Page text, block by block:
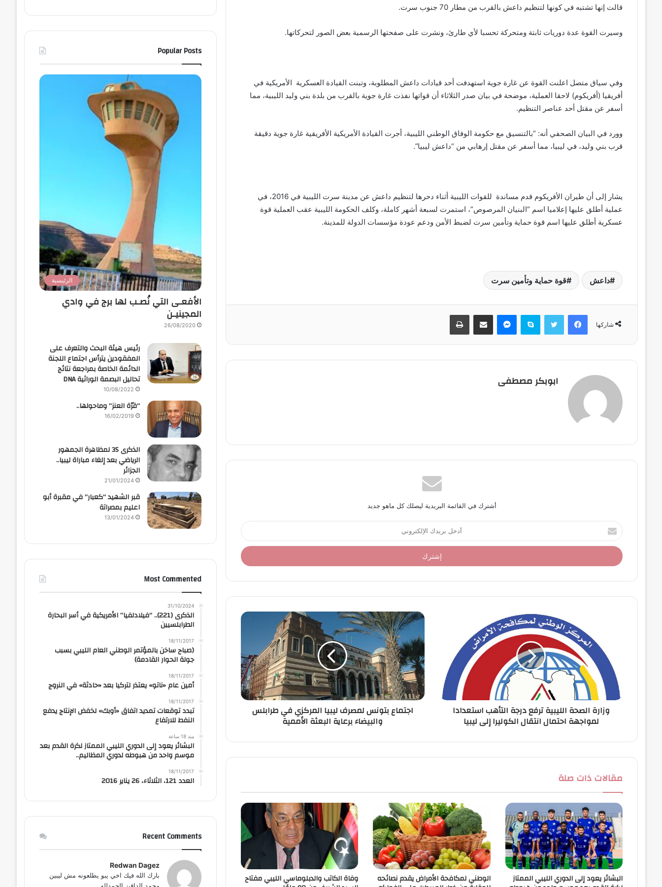
قالت إنها تشتبه في كونها لتنظيم داعش بالقرب من مطار 70 جنوب سرت.
وسيرت القوة عدة دوريات ثابتة ومتحركة تحسبا لأي طارئ، ونشرت على صفحتها الرسمية بعض الصور لتحركاتها.
وفي سياق متصل اعلنت القوة عن غارة جوية استهدفت أحد قيادات داعش المطلوبة، وتبنت القيادة العسكرية الأمريكية في
أفريقيا (أفريكوم) لاحقا العملية، موضحة في بيان صدر الثلاثاء أن قواتها نفذت غارة جوية بالقرب من بلدة بني وليد الليبية، مما
أسفر عن مقتل أحد عناصر التنظيم.
وورد في البيان الصحفي أنه: “بالتنسيق مع حكومة الوفاق الوطني الليبية، أجرت القيادة الأمريكية الأفريقية غارة جوية دقيقة
قرب بني وليد، في ليبيا، مما أسفر عن مقتل إرهابي من “داعش ليبيا”.
يشار إلى أن طيران الأفريكوم قدم مساندة للقوات الليبية أثناء دحرها لتنظيم داعش عن مدينة سرت الليبية في 2016، في
عملية أطلق عليها إعلاميا اسم “البنيان المرصوص”، استمرت لسبعة أشهر كاملة، وكلف الحكومة الليبية عقب العملية قوة
عسكرية أطلق عليها اسم قوة حماية وتأمين سرت لضبط الأمن ودعم عودة مؤسسات الدولة للمدينة.
داعش قوة حماية وتأمين سرت
شاركها
فيسبوك تويتر سكايب ماسنجر مشاركة عبر البريد طباعة
ابوبكر مصطفى
أشترك في القائمة البريدية ليصلك كل ماهو جديد
أ
د
خ
ل
د
و
وزارة الصحة الليبية ترفع درجة التأهب استعدادا
لمواجهة احتمال انتقال الكوليرا إلى ليبيا
اجتماع بتونس لمصرف ليبيا المركزي في طرابلس
والبيضاء برعاية البعثة الأممية
مقالات ذات صلة
البشائر يعود إلى الدوري الليبي الممتاز الوطني لمكافحة الأمراض يقدم نصائحه وفاة الكاتب والدبلوماسي الليبي مفتاح
Popular Posts
الرئيسية
الأفعـى التي نُصـب لها برج في وادي
المجينيـن
26/08/2020
رئيس هيئة البحث والتعرف على
المفقودين يترأس اجتماع اللجنة
الدائمة الخاصة بمراجعة نتائج
تحاليل البصمة الوراثية DNA
10/08/2022
“قرّة العنز” وماحولها..
16/02/2019
الذكرى 35 لمظاهرة الجمهور
الرياضي بعد إلغاء مباراة ليبيا..
الجزائر
21/01/2024
قبر الشهيد “كعبار” في مقبرة أبو
اعليم بمصراتة
13/01/2024
Most Commented
31/10/2024
الذكرى (221).. “فيلادلفيا” الأمريكية في أسر البحارة
الطرابلسيين
18/11/2017
(صباح ساخن بالمؤتمر الوطني العام الليبي بسبب
جولة الحوار القادمة)
18/11/2017
أمين عام «ناتو» يعتذر لتركيا بعد «حادثة» في النروج
18/11/2017
تبدد توقعات تمديد اتفاق «أوبك» لخفض الإنتاج يدفع
النفط للارتفاع
منذ 18 ساعة
البشائر يعود إلى الدوري الليبي الممتاز لكرة القدم بعد
موسم واحد من هبوطه لدوري المظاليم..
18/11/2017
العدد 121، الثلاثاء، 26 يناير 2016
Recent Comments
Redwan Dagez
بارك الله فيك اخي يبو يطلعونه مش ليبين